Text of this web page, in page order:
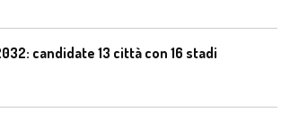
candidate 13 città con 16 stadi